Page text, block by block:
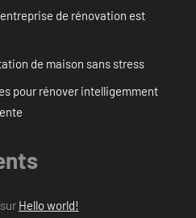
de rénovation est
de maison sans stress
pour rénover intelligemment
Hello world!